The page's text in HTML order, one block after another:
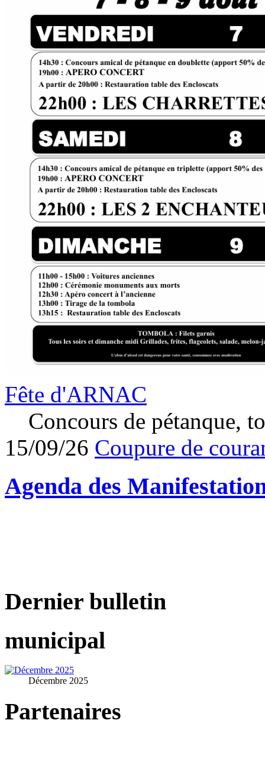
Fête d'ARNAC
Concours de pétanque,
15/09/26 Coupure de
Agenda des
Dernier bulletin
municipal
Décembre 2025
Partenaires